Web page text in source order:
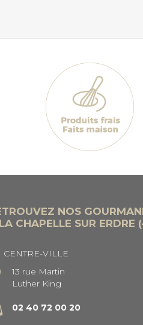
NOS
CHAPELLE SUR ERDRE
CENTRE-VILLE
13 rue Martin
Luther King
02 40 72 00 20